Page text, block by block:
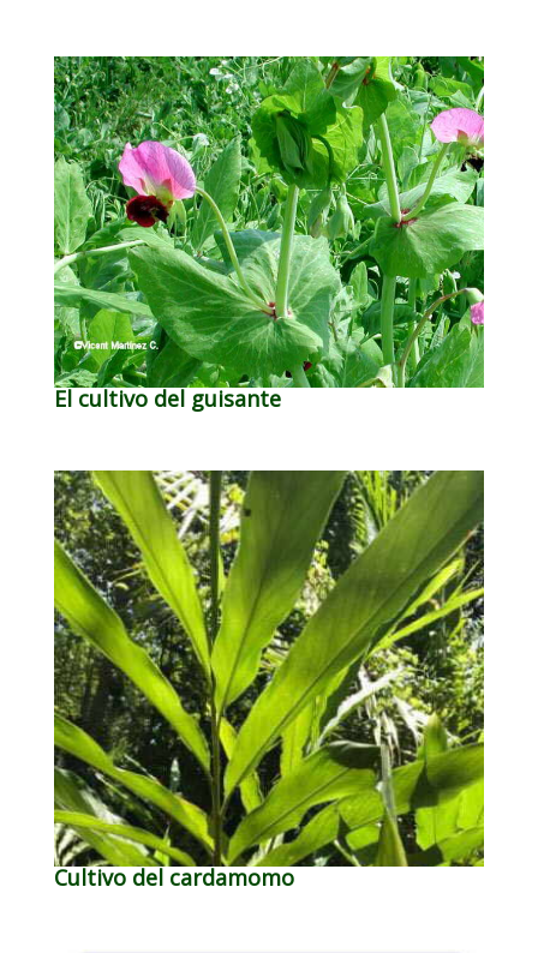
El cultivo del guisante
Cultivo del cardamomo